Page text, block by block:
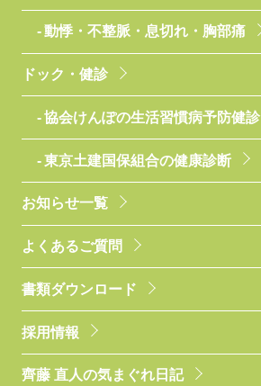
動悸・不整脈・息切れ・胸部痛
ドック・健診
協会けんぽの生活習慣病予防健診
東京土建国保組合の健康診断
お知らせ一覧
よくあるご質問
書類ダウンロード
採用情報
齊藤 直人の気まぐれ日記